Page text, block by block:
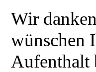
Wir
wünschen
Aufenthalt